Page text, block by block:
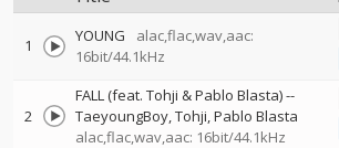
1 YOUNG
alac,flac,wav,aac:
16bit/44.1kHz
2
FALL (feat. Tohji & Pablo Blasta)--
TaeyoungBoy Tohji Pablo Blasta
alac,flac,wav,aac: 16bit/44.1kHz